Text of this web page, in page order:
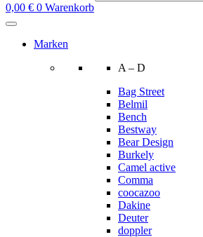
0,00 € 0 Warenkorb
Marken
A – D
Bag Street
Belmil
Bench
Bestway
Bear Design
Burkely
Camel active
Comma
coocazoo
Dakine
Deuter
doppler